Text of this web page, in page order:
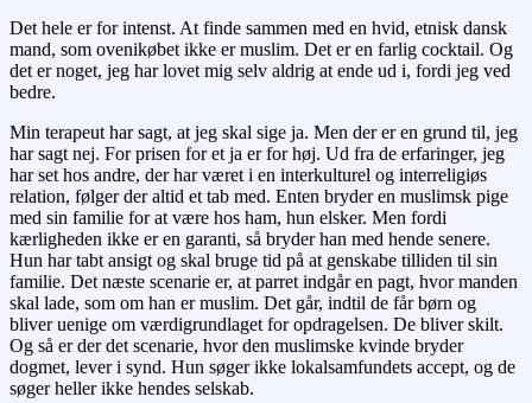
Det hele er for intenst. At finde sammen med en hvid, etnisk dansk
mand, som ovenikøbet ikke er muslim. Det er en farlig cocktail. Og
det er noget, jeg har lovet mig selv aldrig at ende ud i, fordi jeg ved
bedre.
Min terapeut har sagt, at jeg skal sige ja. Men der er en grund til, jeg
har sagt nej. For prisen for et ja er for høj. Ud fra de erfaringer, jeg
har set hos andre, der har været i en interkulturel og interreligiøs
relation, følger der altid et tab med. Enten bryder en muslimsk pige
med sin familie for at være hos ham, hun elsker. Men fordi
kærligheden ikke er en garanti, så bryder han med hende senere.
Hun har tabt ansigt og skal bruge tid på at genskabe tilliden til sin
familie. Det næste scenarie er, at parret indgår en pagt, hvor manden
skal lade, som om han er muslim. Det går, indtil de får børn og
bliver uenige om værdigrundlaget for opdragelsen. De bliver skilt.
Og så er der det scenarie, hvor den muslimske kvinde bryder
dogmet, lever i synd. Hun søger ikke lokalsamfundets accept, og de
søger heller ikke hendes selskab.